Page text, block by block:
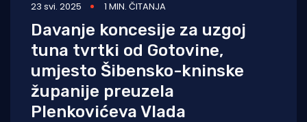
23 svi. 2025 1 MIN. ČITANJA
Davanje koncesije za uzgoj
tuna tvrtki od Gotovine,
umjesto Šibensko-kninske
županije preuzela
Plenkovićeva Vlada